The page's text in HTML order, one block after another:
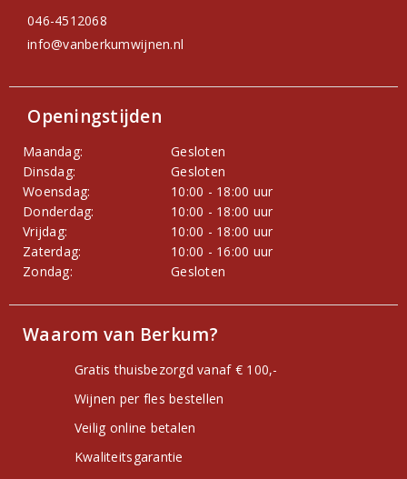
046-4512068
info@vanberkumwijnen.nl
Openingstijden
Maandag:
Gesloten
Dinsdag:
Gesloten
Woensdag:
10:00 - 18:00 uur
Donderdag:
10:00 - 18:00 uur
Vrijdag:
10:00 - 18:00 uur
Zaterdag:
10:00 - 16:00 uur
Zondag:
Gesloten
Waarom van Berkum?
Gratis thuisbezorgd vanaf € 100,-
Wijnen per fles bestellen
Veilig online betalen
Kwaliteitsgarantie